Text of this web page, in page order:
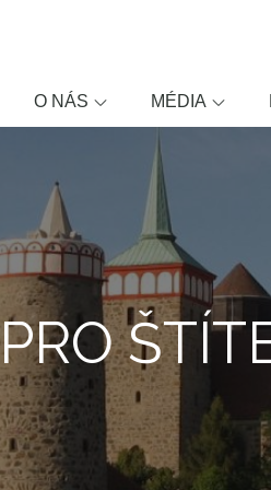
O NÁS MÉDIA